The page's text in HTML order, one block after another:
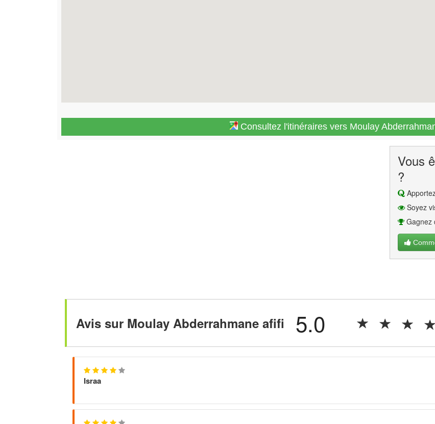
Consultez l'itinéraires vers Moulay
Vous
?
Soyez
Gagnez
Avis sur Moulay Abderrahmane afifi 5.0
Israa